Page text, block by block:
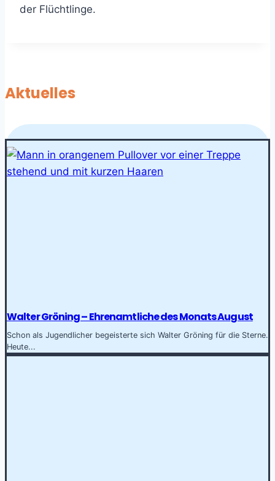
der Flüchtlinge.
Aktuelles
Walter Gröning – Ehrenamtliche des Monats August
Schon als Jugendlicher begeisterte sich Walter Gröning für die Sterne.
Heute...